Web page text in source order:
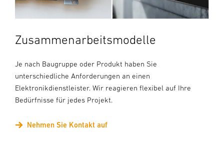
Zusammenarbeitsmodelle
Je nach Baugruppe oder Produkt haben Sie
unterschiedliche Anforderungen an einen
Elektronikdienstleister. Wir reagieren flexibel auf Ihre
Bedürfnisse für jedes Projekt.
Nehmen Sie Kontakt auf